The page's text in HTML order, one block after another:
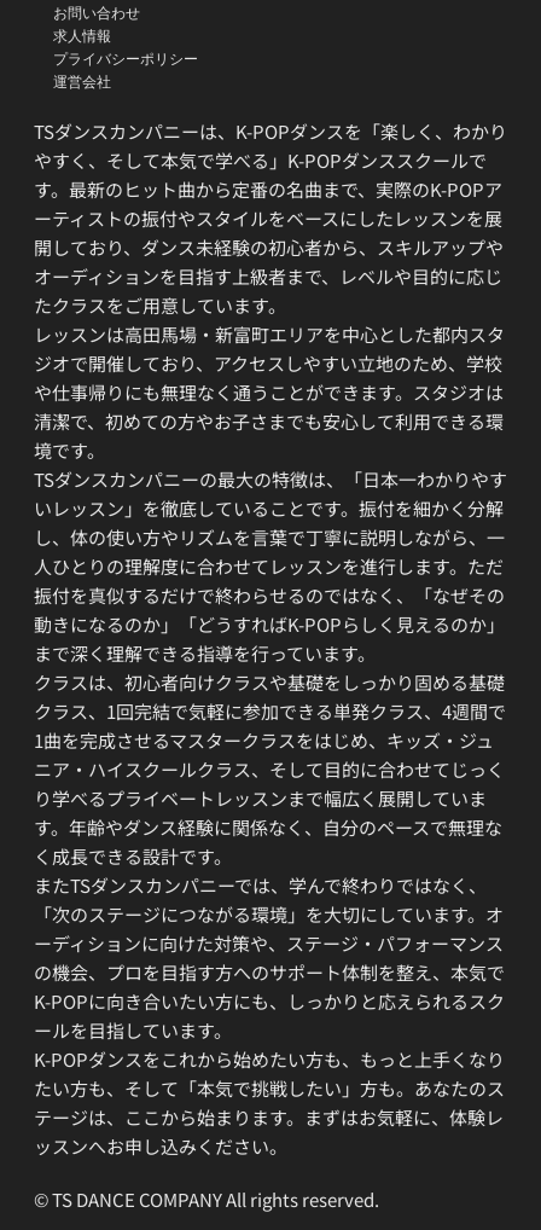
TSダンスカンパニーは、K-POPダンスを「楽しく、わかり
やすく、そして本気で学べる」K-POPダンススクールで
す。最新のヒット曲から定番の名曲まで、実際のK-POPア
ーティストの振付やスタイルをベースにしたレッスンを展
開しており、ダンス未経験の初心者から、スキルアップや
オーディションを目指す上級者まで、レベルや目的に応じ
たクラスをご用意しています。
レッスンは高田馬場・新富町エリアを中心とした都内スタ
ジオで開催しており、アクセスしやすい立地のため、学校
や仕事帰りにも無理なく通うことができます。スタジオは
清潔で、初めての方やお子さまでも安心して利用できる環
境です。
TSダンスカンパニーの最大の特徴は、「日本一わかりやす
いレッスン」を徹底していることです。振付を細かく分解
し、体の使い方やリズムを言葉で丁寧に説明しながら、一
人ひとりの理解度に合わせてレッスンを進行します。ただ
振付を真似するだけで終わらせるのではなく、「なぜその
動きになるのか」「どうすればK-POPらしく見えるのか」
まで深く理解できる指導を行っています。
クラスは、初心者向けクラスや基礎をしっかり固める基礎
クラス、1回完結で気軽に参加できる単発クラス、4週間で
1曲を完成させるマスタークラスをはじめ、キッズ・ジュ
ニア・ハイスクールクラス、そして目的に合わせてじっく
り学べるプライベートレッスンまで幅広く展開していま
す。年齢やダンス経験に関係なく、自分のペースで無理な
く成長できる設計です。
またTSダンスカンパニーでは、学んで終わりではなく、
「次のステージにつながる環境」を大切にしています。オ
ーディションに向けた対策や、ステージ・パフォーマンス
の機会、プロを目指す方へのサポート体制を整え、本気で
K-POPに向き合いたい方にも、しっかりと応えられるスク
ールを目指しています。
K-POPダンスをこれから始めたい方も、もっと上手くなり
たい方も、そして「本気で挑戦したい」方も。あなたのス
テージは、ここから始まります。まずはお気軽に、体験レ
ッスンへお申し込みください。
お問い合わせ
求人情報
プライバシーポリシー
運営会社
© TS DANCE COMPANY All rights reserved.